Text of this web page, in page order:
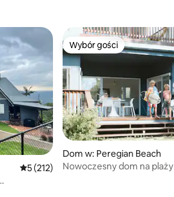
gości
Średnia ocena: 5 na 5, liczba recenzji:
5 (212)
Wybór gości
Wybór gości
Dom w: Peregian Beach
Nowoczesny dom na